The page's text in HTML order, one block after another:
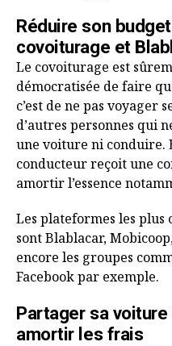
Réduire son
covoiturage et
Le covoiturage est
démocratisée de faire
c’est de ne pas voyager
d’autres personnes qui
une voiture ni conduire.
conducteur reçoit une
amortir l’essence
Les plateformes les plus
sont Blablacar,
encore les groupes
Facebook par exemple.
Partager sa
amortir les frais